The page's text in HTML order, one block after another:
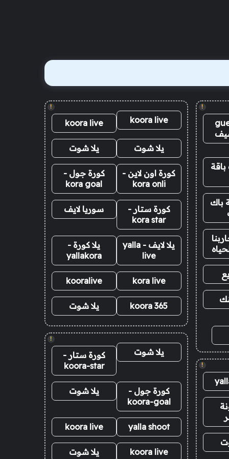
!
باك
!
!
koora live
koora live
يلا شوت يلا شوت
كورة اون لاين -
kora onli
كورة جول -
kora goal
كورة ستار -
kora star
سوريا لايف
يلا لايف - yalla
live
يلا كورة -
yallakora
kora live
kooralive
koora 365 يلا شوت
!
يلا شوت
كورة ستار -
koora-star
كورة جول -
koora-goal
يلا شوت
yalla shoot
koora live
koora live يلا شوت